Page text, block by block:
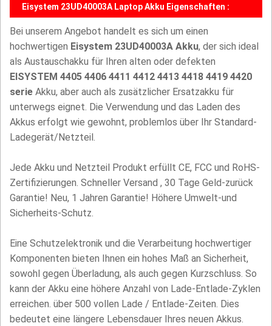
Eisystem 23UD40003A Laptop Akku Eigenschaften :
Bei unserem Angebot handelt es sich um einen
hochwertigen Eisystem 23UD40003A Akku, der sich ideal
als Austauschakku für Ihren alten oder defekten
EISYSTEM 4405 4406 4411 4412 4413 4418 4419 4420
serie Akku, aber auch als zusätzlicher Ersatzakku für
unterwegs eignet. Die Verwendung und das Laden des
Akkus erfolgt wie gewohnt, problemlos über Ihr Standard-
Ladegerät/Netzteil.
Jede Akku und Netzteil Produkt erfüllt CE, FCC und RoHS-
Zertifizierungen. Schneller Versand , 30 Tage Geld-zurück
Garantie! Neu, 1 Jahren Garantie! Höhere Umwelt-und
Sicherheits-Schutz.
Eine Schutzelektronik und die Verarbeitung hochwertiger
Komponenten bieten Ihnen ein hohes Maß an Sicherheit,
sowohl gegen Überladung, als auch gegen Kurzschluss. So
kann der Akku eine höhere Anzahl von Lade-Entlade-Zyklen
erreichen. über 500 vollen Lade / Entlade-Zeiten. Dies
bedeutet eine längere Lebensdauer Ihres neuen Akkus.